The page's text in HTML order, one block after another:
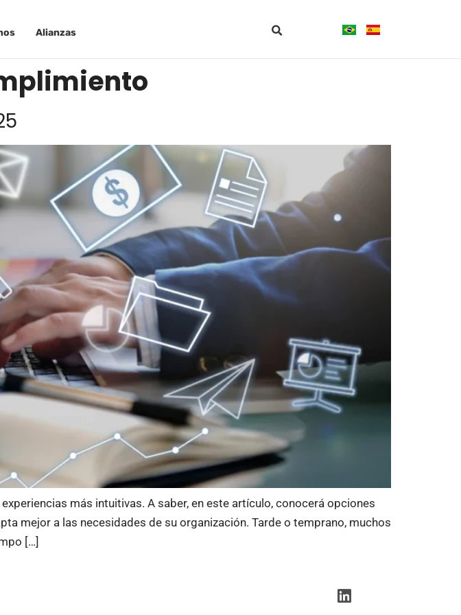
Alianzas
más intuitivas. A saber, en este artículo, conocerá opciones
mejor a las necesidades de su organización. Tarde o temprano, muchos
[…]